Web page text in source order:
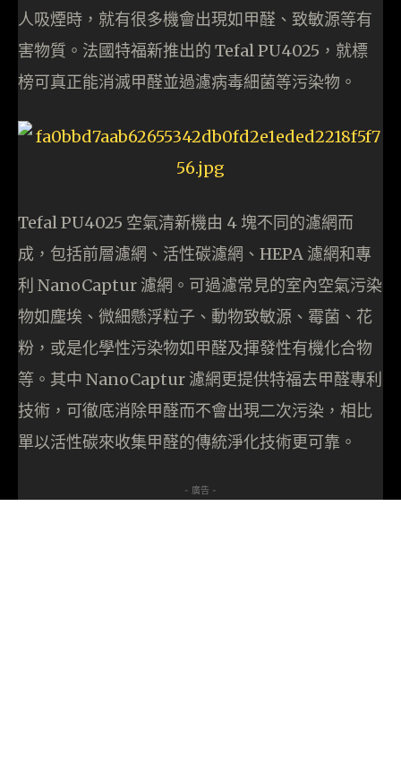
人吸煙時，就有很多機會出現如甲醛、致敏源等有
害物質。法國特福新推出的 Tefal PU4025，就標
榜可真正能消滅甲醛並過濾病毒細菌等污染物。
Tefal PU4025 空氣清新機由 4 塊不同的濾網而
成，包括前層濾網、活性碳濾網、HEPA 濾網和專
利 NanoCaptur 濾網。可過濾常見的室內空氣污染
物如塵埃、微細懸浮粒子、動物致敏源、霉菌、花
粉，或是化學性污染物如甲醛及揮發性有機化合物
等。其中 NanoCaptur 濾網更提供特福去甲醛專利
技術，可徹底消除甲醛而不會出現二次污染，相比
單以活性碳來收集甲醛的傳統淨化技術更可靠。
- 廣告 -